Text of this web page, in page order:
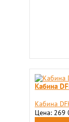
Kaбина
Kaбина
Цена: 269